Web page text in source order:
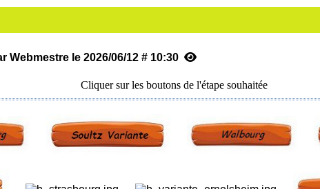
Webmestre le 2026/06/12 # 10:30
Cliquer sur les boutons de l'étape souhaitée